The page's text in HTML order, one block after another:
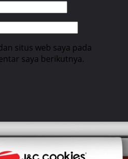
situs web saya pada
saya berikutnya.